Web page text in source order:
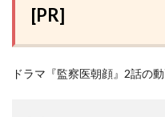
[PR]
ドラマ『監察医朝顔』2話の